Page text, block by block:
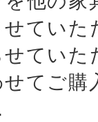
ていた
ていた
てご購